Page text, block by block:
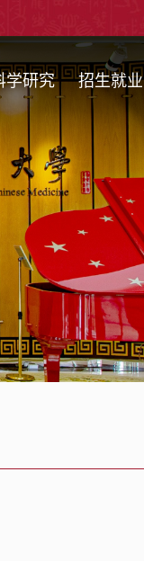
学研究 招生就业